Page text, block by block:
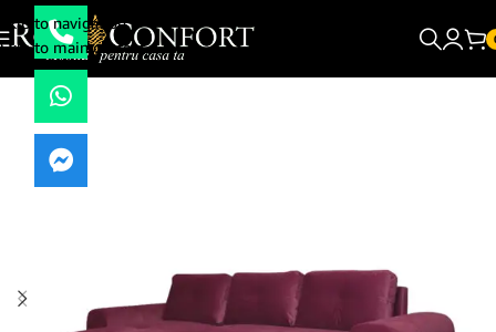
Skip to navigation
Skip to main content